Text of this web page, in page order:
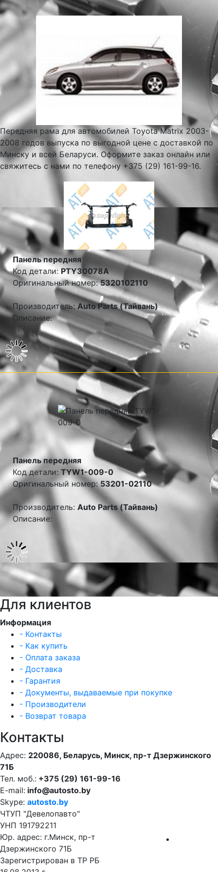
Передняя рама для автомобилей Toyota Matrix 2003-
2008 годов выпуска по выгодной цене с доставкой по
Минску и всей Беларуси. Оформите заказ онлайн или
свяжитесь с нами по телефону +375 (29) 161-99-16.
Панель передняя
Код детали: PTY30078A
Оригинальный номер:5320102110
Производитель: Auto Parts (Тайвань)
Описание:
Панель передняя
Код детали: TYW1-009-0
Оригинальный номер:53201-02110
Производитель: Auto Parts (Тайвань)
Описание:
Для клиентов
Информация
- Контакты
- Как купить
- Оплата заказа
- Доставка
- Гарантия
- Документы, выдаваемые при покупке
- Производители
- Возврат товара
Контакты
Адрес: 220086, Беларусь, Минск, пр-т Дзержинского
71Б
Тел. моб.: +375 (29) 161-99-16
E-mail: info@autosto.by
Skype: autosto.by
ЧТУП "Девелопавто"
УНП 191792211
Юр. адрес: г.Минск, пр-т
Дзержинского 71Б
Зарегистрирован в ТР РБ